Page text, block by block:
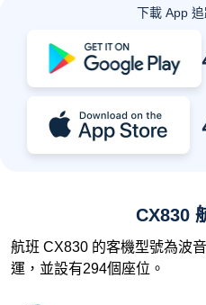
下載 App
CX830
航班 CX830 的客機型號為波
運，並設有294個座位。